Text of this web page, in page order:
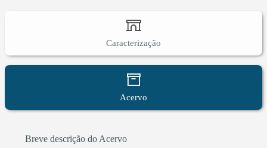
Caracterização
Acervo
Breve descrição do Acervo